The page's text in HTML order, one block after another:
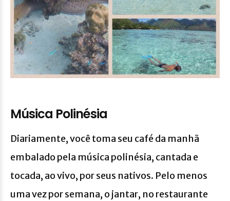
Música Polinésia
Diariamente, você toma seu café da manhã
embalado pela música polinésia, cantada e
tocada, ao vivo, por seus nativos. Pelo menos
uma vez por semana, o jantar, no restaurante